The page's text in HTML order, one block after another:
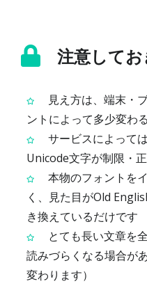
注意して
見え方は、端末・
ントによって多少変わ
サービスによって
Unicode文字が制限・
本物のフォントを
く、見た目がOld
き換えているだけです
とても長い文章を
読みづらくなる場合が
変わります）